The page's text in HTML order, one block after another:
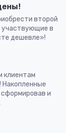
второй
участвующие в
дешевле»!
клиентам
Накопленные
и